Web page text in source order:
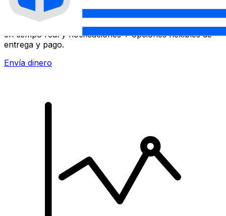
Transferencia Internacional de Dinero Xe
Envía dinero online rápido, seguro y fácil. Seguimiento
en tiempo real y notificaciones + opciones flexibles de
entrega y pago.
Envía dinero